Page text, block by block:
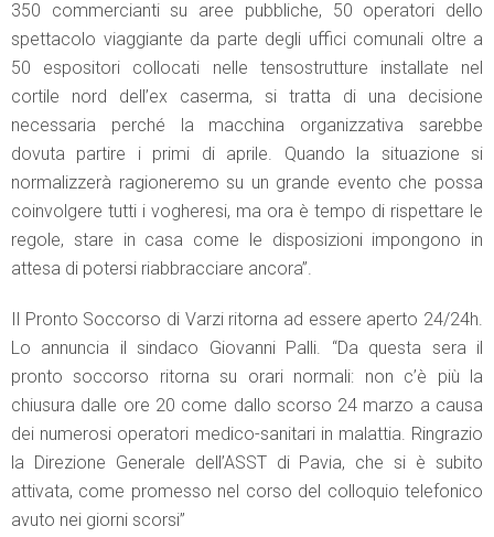
350 commercianti su aree pubbliche, 50 operatori dello
spettacolo viaggiante da parte degli uffici comunali oltre a
50 espositori collocati nelle tensostrutture installate nel
cortile nord dell’ex caserma, si tratta di una decisione
necessaria perché la macchina organizzativa sarebbe
dovuta partire i primi di aprile. Quando la situazione si
normalizzerà ragioneremo su un grande evento che possa
coinvolgere tutti i vogheresi, ma ora è tempo di rispettare le
regole, stare in casa come le disposizioni impongono in
attesa di potersi riabbracciare ancora”.
Il Pronto Soccorso di Varzi ritorna ad essere aperto 24/24h.
Lo annuncia il sindaco Giovanni Palli. “Da questa sera il
pronto soccorso ritorna su orari normali: non c’è più la
chiusura dalle ore 20 come dallo scorso 24 marzo a causa
dei numerosi operatori medico-sanitari in malattia. Ringrazio
la Direzione Generale dell’ASST di Pavia, che si è subito
attivata, come promesso nel corso del colloquio telefonico
avuto nei giorni scorsi”